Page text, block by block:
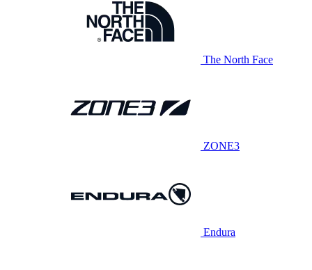
The North Face
ZONE3
Endura